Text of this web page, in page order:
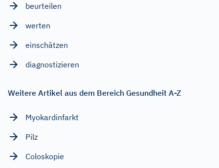
beurteilen
werten
einschätzen
diagnostizieren
Weitere Artikel aus dem Bereich Gesundheit A-Z
Myokardinfarkt
Pilz
Coloskopie